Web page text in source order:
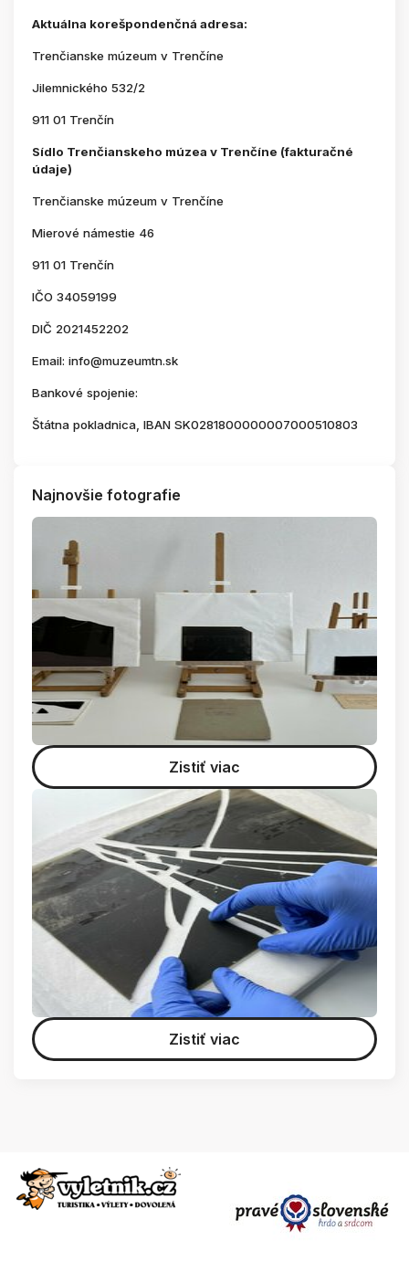
Aktuálna korešpondenčná adresa:
Trenčianske múzeum v Trenčíne
Jilemnického 532/2
911 01 Trenčín
Sídlo Trenčianskeho múzea v Trenčíne (fakturačné
údaje)
Trenčianske múzeum v Trenčíne
Mierové námestie 46
911 01 Trenčín
IČO 34059199
DIČ 2021452202
Email: info@muzeumtn.sk
Bankové spojenie:
Štátna pokladnica, IBAN SK0281800000007000510803
Najnovšie fotografie
Zistiť viac
Zistiť viac